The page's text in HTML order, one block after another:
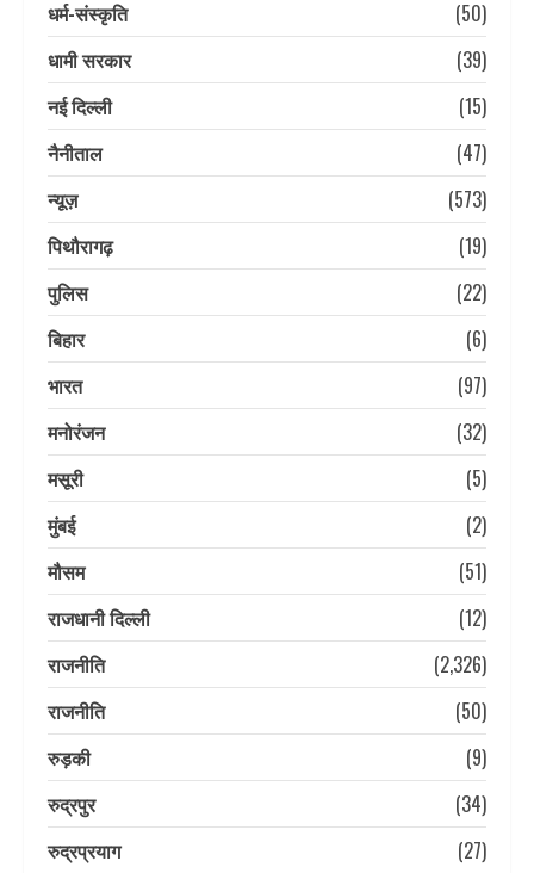
धर्म-संस्कृति
(50)
धामी सरकार
(39)
नई दिल्ली
(15)
नैनीताल
(47)
न्यूज़
(573)
पिथौरागढ़
(19)
पुलिस
(22)
बिहार
(6)
भारत
(97)
मनोरंजन
(32)
मसूरी
(5)
मुंबई
(2)
मौसम
(51)
राजधानी दिल्ली
(12)
राजनीति
(2,326)
राजनीति
(50)
रुड़की
(9)
रुद्रपुर
(34)
रुद्रप्रयाग
(27)